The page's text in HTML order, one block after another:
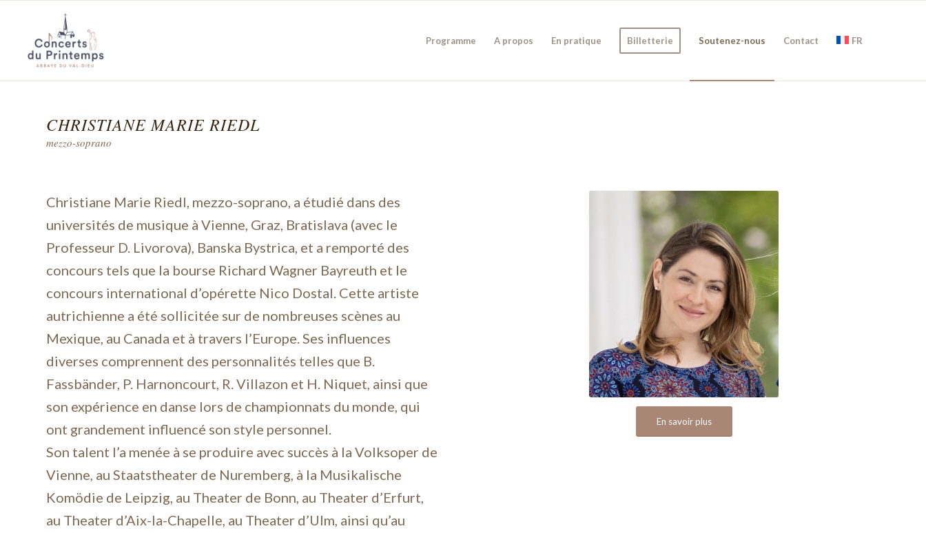
Programme A propos En pratique Billetterie Soutenez-nous Contact FR
CHRISTIANE MARIE RIEDL
mezzo-soprano
Christiane Marie Riedl, mezzo-soprano, a étudié dans des
universités de musique à Vienne, Graz, Bratislava (avec le
Professeur D. Livorova), Banska Bystrica, et a remporté des
concours tels que la bourse Richard Wagner Bayreuth et le
concours international d’opérette Nico Dostal. Cette artiste
autrichienne a été sollicitée sur de nombreuses scènes au
Mexique, au Canada et à travers l’Europe. Ses influences
diverses comprennent des personnalités telles que B.
Fassbänder, P. Harnoncourt, R. Villazon et H. Niquet, ainsi que
son expérience en danse lors de championnats du monde, qui
ont grandement influencé son style personnel.
Son talent l’a menée à se produire avec succès à la Volksoper de
Vienne, au Staatstheater de Nuremberg, à la Musikalische
Komödie de Leipzig, au Theater de Bonn, au Theater d’Erfurt,
au Theater d’Aix-la-Chapelle, au Theater d’Ulm, ainsi qu’au
En savoir plus